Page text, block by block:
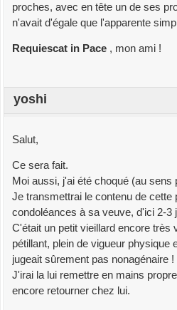
proches, avec en tête un de ses
n'avait d'égale que l'apparente
Requiescat in Pace , mon ami !
yoshi
Salut,
Ce sera fait.
Moi aussi, j'ai été choqué (au
Je transmettrai le contenu de cette
condoléances à sa veuve, d'ici 2-3
C'était un petit vieillard encore très
pétillant, plein de vigueur physique
jugeait sûrement pas nonagénaire !
J'irai la lui remettre en mains
encore retourner chez lui.